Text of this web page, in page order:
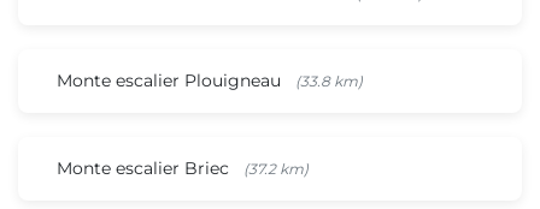
Monte escalier Plouigneau (33.8 km)
Monte escalier Briec (37.2 km)